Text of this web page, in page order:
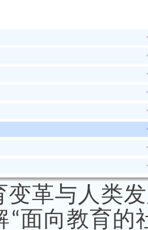
变革与人类
“面向教育的